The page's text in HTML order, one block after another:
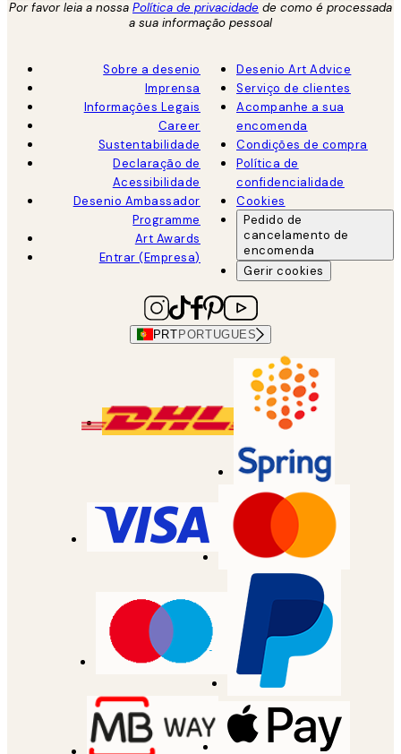
Por favor leia a nossa Política de privacidade de como é processada
a sua informação pessoal
Sobre a desenio
Imprensa
Informações Legais
Career
Sustentabilidade
Declaração de
Acessibilidade
Desenio Ambassador
Programme
Art Awards
Entrar (Empresa)
Desenio Art Advice
Serviço de clientes
Acompanhe a sua
encomenda
Condições de compra
Política de
confidencialidade
Cookies
Pedido de
cancelamento de
encomenda
Gerir cookies
PRT PORTUGUES